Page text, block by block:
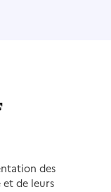
des
et de leurs